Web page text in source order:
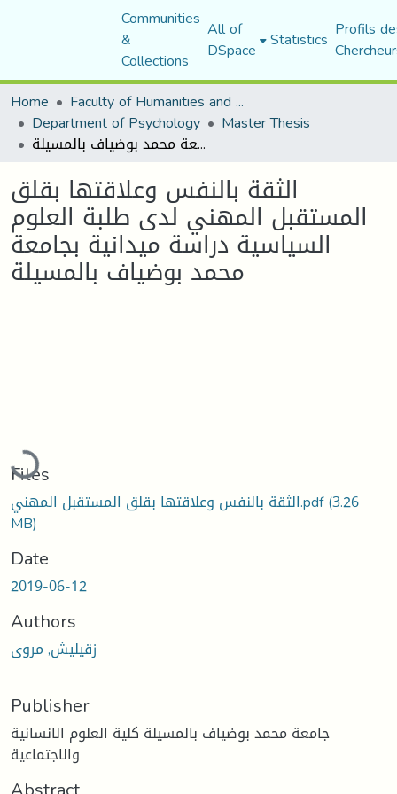
Communities
&
Collections
All of
DSpace Statistics Profils
Home
Faculty of Humanities and Social Sciences
Department of Psychology Master Thesis
الثقة بالنفس وعلاقتها بقلق المستقبل المهني لدى طلبة العلوم السياسية دراسة ميدانية بجامعة محمد بوضياف بالمسيلة
الثقة بالنفس وعلاقتها بقلق
المستقبل المهني لدى طلبة العلوم
السياسية دراسة ميدانية بجامعة
محمد بوضياف بالمسيلة
Loading...
Files
الثقة بالنفس وعلاقتها بقلق المستقبل المهني.pdf(3.26
MB)
Date
2019-06-12
Authors
زقيليش, مروى
Publisher
جامعة محمد بوضياف بالمسيلة كلية العلوم الانسانية
والاجتماعية